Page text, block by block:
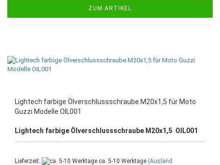
ZUM ARTIKEL
Lightech farbige Ölverschlussschraube M20x1,5 für Moto
Guzzi Modelle OIL001
Lightech farbige Ölverschlussschraube M20x1,5 OIL001
Lieferzeit: ca. 5-10 Werktage (Ausland